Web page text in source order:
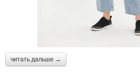
читать дальше →